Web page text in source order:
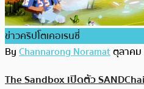
ข่าวคริปโตเคอเรนซี่
ByChannarong Noramatตุลาคม
The Sandbox เปิดตัว